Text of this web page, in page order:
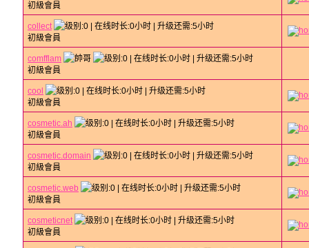
初級會員
collect
初級會員
comfflam
初級會員
cool
初級會員
cosmetic.ah
初級會員
cosmetic.domain
初級會員
cosmetic.web
初級會員
cosmeticnet
初級會員